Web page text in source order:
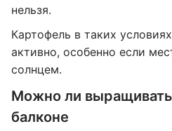
нельзя.
Картофель в таких
активно, особенно если
солнцем.
Можно ли
балконе